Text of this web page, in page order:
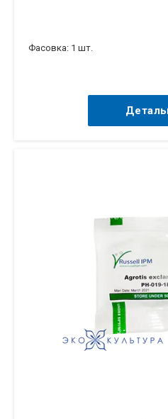
Фасовка: 1 шт.